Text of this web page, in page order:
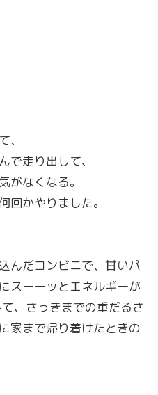
、
で走り出して、
がなくなる。
回かやりました。
んだコンビニで、甘いパ
スーーッとエネルギーが
、さっきまでの重だるさ
家まで帰り着けたときの